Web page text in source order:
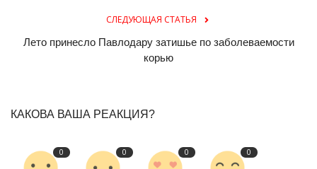
СЛЕДУЮЩАЯ СТАТЬЯ
Лето принесло Павлодару затишье по заболеваемости
корью
КАКОВА ВАША РЕАКЦИЯ?
0 0 0 0